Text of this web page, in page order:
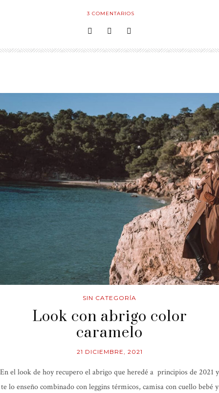
3 COMENTARIOS
SIN CATEGORÍA
Look con abrigo color
caramelo
21 DICIEMBRE, 2021
En el look de hoy recupero el abrigo que heredé a principios de 2021 y
te lo enseño combinado con leggins térmicos, camisa con cuello bebé y